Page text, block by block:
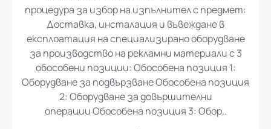
„Рекламна Агенция Дея“ ЕООД обявява
процедура за избор на изпълнител с предмет:
Доставка, инсталация и въвеждане в
експлоатация на специализирано оборудване
за производство на рекламни материали с 3
обособени позиции: Обособена позиция 1:
Оборудване за подвързване Обособена позиция
2: Оборудване за довършителни
операции Обособена позиция 3: Обор..